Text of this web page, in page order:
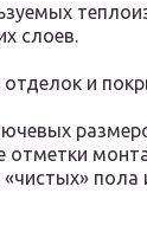
слоев.
и
отметки
пола